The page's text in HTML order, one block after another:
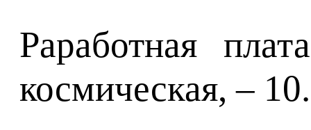
Pаработная
космическая, –